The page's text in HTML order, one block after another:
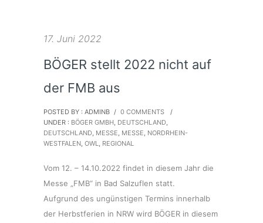
17. Juni 2022
BÖGER stellt 2022 nicht auf
der FMB aus
POSTED BY : ADMINB / 0 COMMENTS
/
UNDER : BÖGER GMBH, DEUTSCHLAND,
DEUTSCHLAND, MESSE, MESSE, NORDRHEIN-
WESTFALEN, OWL, REGIONAL
Vom 12. – 14.10.2022 findet in diesem Jahr die
Messe „FMB“ in Bad Salzuflen statt.
Aufgrund des ungünstigen Termins innerhalb
der Herbstferien in NRW wird BÖGER in diesem